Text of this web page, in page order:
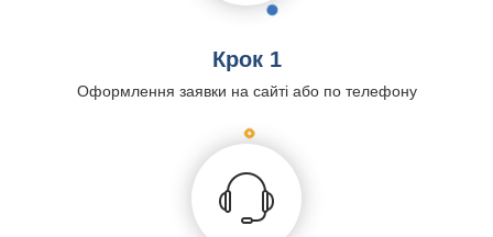
Крок 1
Оформлення заявки на сайті або по телефону